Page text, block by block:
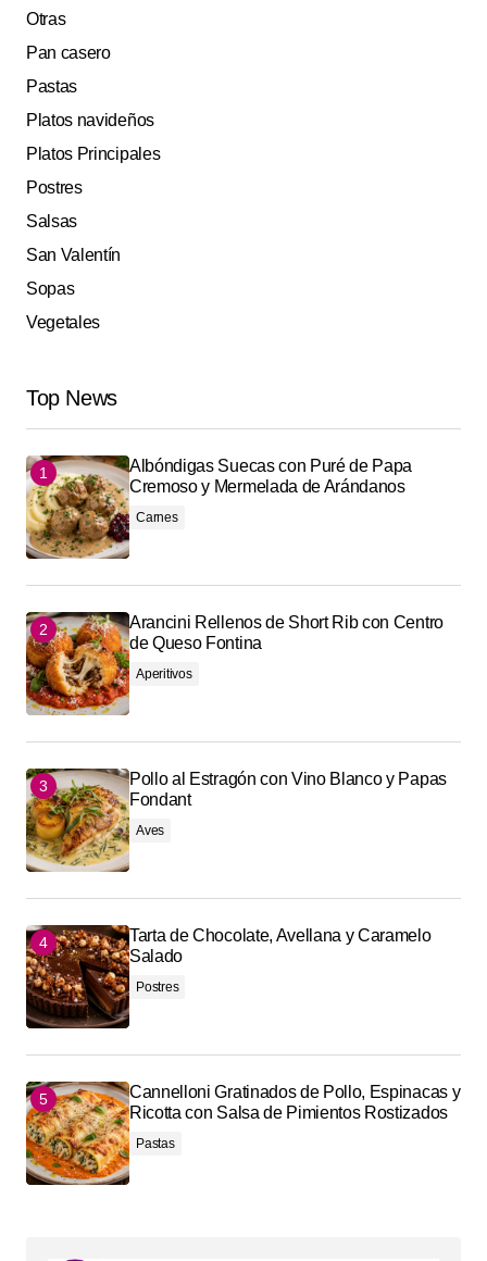
Otras
Pan casero
Pastas
Platos navideños
Platos Principales
Postres
Salsas
San Valentín
Sopas
Vegetales
Top News
Albóndigas Suecas con Puré de Papa
Cremoso y Mermelada de Arándanos
Carnes
Arancini Rellenos de Short Rib con Centro
de Queso Fontina
Aperitivos
Pollo al Estragón con Vino Blanco y Papas
Fondant
Aves
Tarta de Chocolate, Avellana y Caramelo
Salado
Postres
Cannelloni Gratinados de Pollo, Espinacas y
Ricotta con Salsa de Pimientos Rostizados
Pastas